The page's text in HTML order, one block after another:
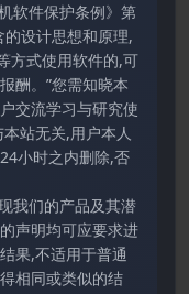
软件保护条例》第
设计思想和原理,
方式使用软件的,可
酬。”您需知晓本
交流学习与研究使
站无关,用户本人
小时之内删除,否
我们的产品及其潜
声明均可应要求进
果,不适用于普通
相同或类似的结